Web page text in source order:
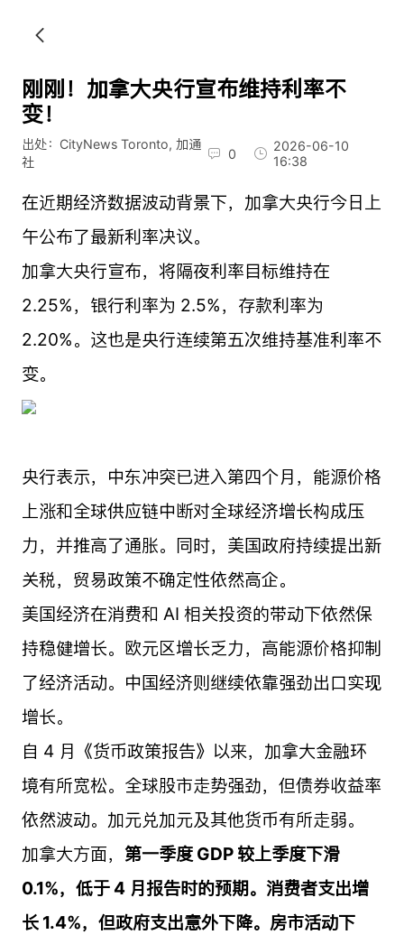
刚刚！加拿大央行宣布维持利率不
变！
出处：CityNews Toronto, 加通
社
0
2026-06-10
16:38
在近期经济数据波动背景下，加拿大央行今日上
午公布了最新利率决议。
加拿大央行宣布，将隔夜利率目标维持在
2.25%，银行利率为 2.5%，存款利率为
2.20%。这也是央行连续第五次维持基准利率不
变。
央行表示，中东冲突已进入第四个月，能源价格
上涨和全球供应链中断对全球经济增长构成压
力，并推高了通胀。同时，美国政府持续提出新
关税，贸易政策不确定性依然高企。
美国经济在消费和 AI 相关投资的带动下依然保
持稳健增长。欧元区增长乏力，高能源价格抑制
了经济活动。中国经济则继续依靠强劲出口实现
增长。
自 4 月《货币政策报告》以来，加拿大金融环
境有所宽松。全球股市走势强劲，但债券收益率
依然波动。加元兑加元及其他货币有所走弱。
加拿大方面， 第一季度 GDP 较上季度下滑
0.1%，低于 4 月报告时的预期。消费者支出增
长 1.4%，但政府支出意外下降。房市活动下